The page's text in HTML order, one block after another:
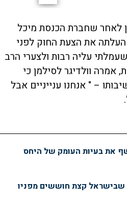
לאחר שחברת הכנסת מיכל
העלתה את הצעת החוק לפני
עליה רבות ולצערי הרב
אמרה וולדיגר לסילמן כי
– " אנחנו ענייניים אבל
את בעיות העומק של היחס
שבישראל קצת חוששים מפניו